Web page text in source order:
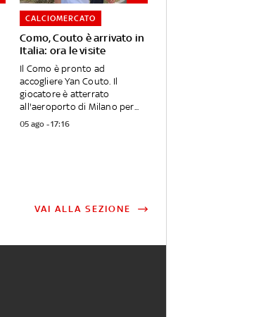
Como, Couto è arrivato in
Italia: ora le visite
CALCIOMERCATO
Il Como è pronto ad
accogliere Yan Couto. Il
giocatore è atterrato
all'aeroporto di Milano per...
05 ago - 17:16
VAI ALLA SEZIONE